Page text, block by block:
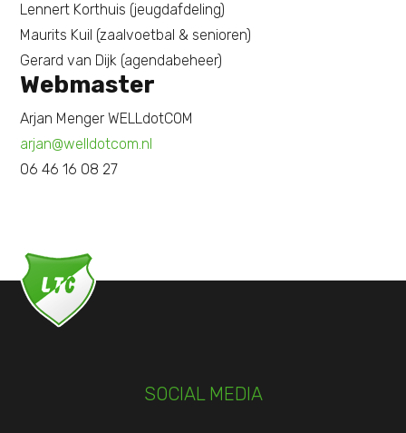
Lennert Korthuis (jeugdafdeling)
Maurits Kuil (zaalvoetbal & senioren)
Gerard van Dijk (agendabeheer)
Webmaster
Arjan Menger WELLdotCOM
arjan@welldotcom.nl
06 46 16 08 27
SOCIAL MEDIA